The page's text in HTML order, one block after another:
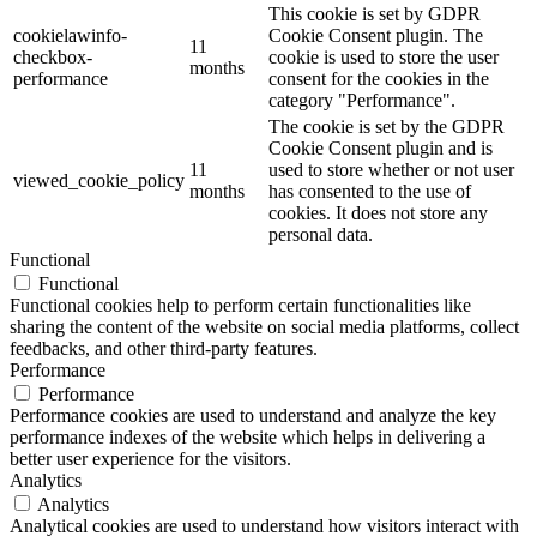
cookielawinfo-
checkbox-
performance
11
months
This cookie is set by GDPR
Cookie Consent plugin. The
cookie is used to store the user
consent for the cookies in the
category "Performance".
viewed_cookie_policy
11
months
The cookie is set by the GDPR
Cookie Consent plugin and is
used to store whether or not user
has consented to the use of
cookies. It does not store any
personal data.
Functional
Functional
Functional cookies help to perform certain functionalities like
sharing the content of the website on social media platforms, collect
feedbacks, and other third-party features.
Performance
Performance
Performance cookies are used to understand and analyze the key
performance indexes of the website which helps in delivering a
better user experience for the visitors.
Analytics
Analytics
Analytical cookies are used to understand how visitors interact with